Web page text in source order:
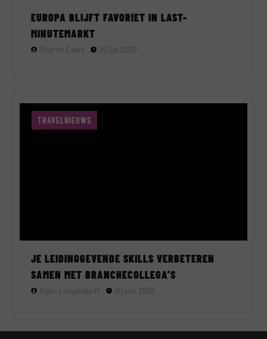
EUROPA BLIJFT FAVORIET IN LAST-
MINUTEMARKT
Sharon Evers 30 juli 2026
TRAVELNIEUWS
JE LEIDINGGEVENDE SKILLS VERBETEREN
SAMEN MET BRANCHECOLLEGA’S
Arjen Lutgendorff 30 juni 2026